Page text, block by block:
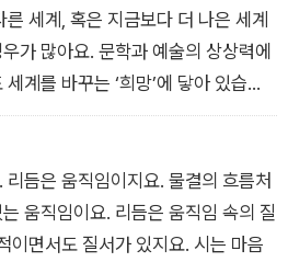
세계, 혹은 지금보다 더 나은 세계
가 많아요. 문학과 예술의 상상력에
계를 바꾸는 ‘희망’에 닿아 있습니
듬은 움직임이지요. 물결의 흐름처
움직임이요. 리듬은 움직임 속의 질
이면서도 질서가 있지요. 시는 마음